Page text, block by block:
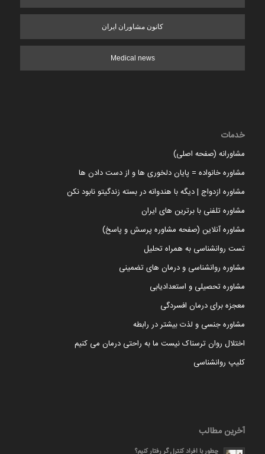
کانون مشاوران ایران
Medical news
خدمات
مشاورانه (صفحه اصلی)
مشاوره خانواده = پایان دلخوری ها و از دست دادن ها
مشاوره ازدواج | دیگه با هندوانه در بسته زندگیتو نابود نکن
مشاوره تلفنی با برترین های ایران
مشاوره آنلاین (صفحه مشاوره پرسش و پاسخ)
تست روانشناسی به همراه تحلیل
مشاوره روانشناسی و درمان های تضمینی
مشاوره تحصیلی و استعدادیابی
معجزه برای درمان افسردگی
مشاوره جنسی و لذت بیشتر در رابطه
اختلال روان ترسناک نیست ما به راحتی درمان می کنیم
کلیپ روانشناسی
آخرین مطالب
چطور با افراد کنترل گر رفتار کنیم؟